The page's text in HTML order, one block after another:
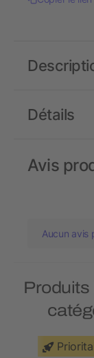
Détails
Avis
Aucun avis